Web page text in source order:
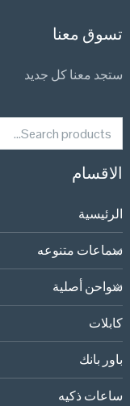
تسوق معنا
ستجد معنا كل جديد
الاقسام
الرئيسية
سماعات متنوعه
شواحن أصلية
كابلات
باور بانك
ساعات ذكيه